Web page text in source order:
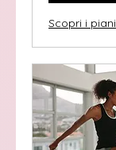
Scopri i piani